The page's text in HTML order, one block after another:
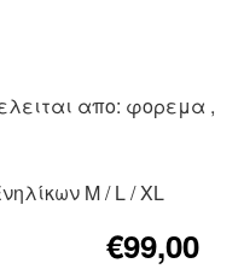
απο: φορεμα ,
M / L / XL
€99,00